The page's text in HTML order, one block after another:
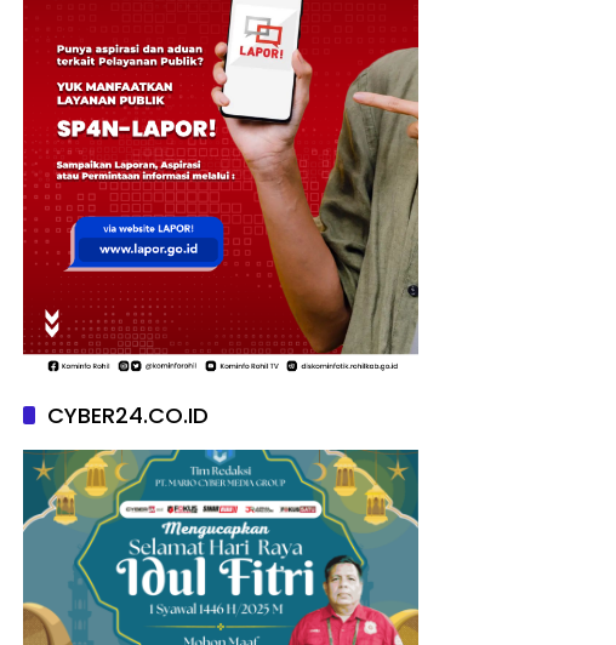
CYBER24.CO.ID